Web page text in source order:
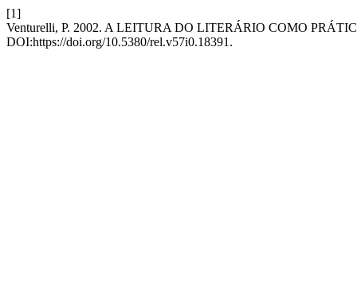
[1]
Venturelli, P. 2002. A LEITURA DO LITERÁRIO COMO
DOI:https://doi.org/10.5380/rel.v57i0.18391.